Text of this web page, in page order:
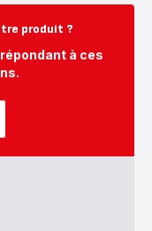
produit ?
à ces